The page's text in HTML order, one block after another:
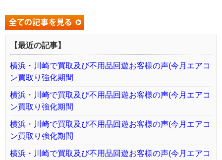
【最近の記事】
横浜・川崎で買取及び不用品回遊お客様の声(今月エアコ
ン買取り強化期間
横浜・川崎で買取及び不用品回遊お客様の声(今月エアコ
ン買取り強化期間
横浜・川崎で買取及び不用品回遊お客様の声(今月エアコ
ン買取り強化期間
横浜・川崎で買取及び不用品回遊お客様の声(今月エアコ